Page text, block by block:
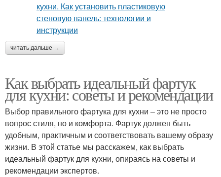
читать дальше →
Как выбрать идеальный фартук
для кухни: советы и рекомендации
Выбор правильного фартука для кухни – это не просто
вопрос стиля, но и комфорта. Фартук должен быть
удобным, практичным и соответствовать вашему образу
жизни. В этой статье мы расскажем, как выбрать
идеальный фартук для кухни, опираясь на советы и
рекомендации экспертов.